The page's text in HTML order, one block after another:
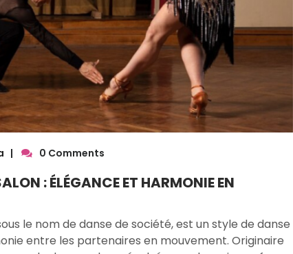
| 0 Comments
: ÉLÉGANCE ET HARMONIE EN
le nom de danse de société, est un style de danse
entre les partenaires en mouvement. Originaire